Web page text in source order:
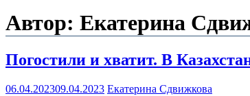
Автор: Екатерина
Погостили и хватит. В
06.04.202309.04.2023 Екатерина Сдвижкова